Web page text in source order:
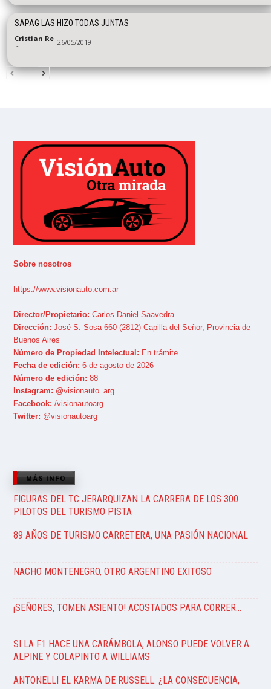
SAPAG LAS HIZO TODAS JUNTAS
Cristian Re
- 26/05/2019
Sobre nosotros
https://www.visionauto.com.ar
Director/Propietario: Carlos Daniel Saavedra
Dirección: José S. Sosa 660 (2812) Capilla del Señor, Provincia de
Buenos Aires
Número de Propiedad Intelectual: En trámite
Fecha de edición: 6 de agosto de 2026
Número de edición: 88
Instagram: @visionauto_arg
Facebook: /visionautoarg
Twitter: @visionautoarg
MÁS INFO
FIGURAS DEL TC JERARQUIZAN LA CARRERA DE LOS 300
PILOTOS DEL TURISMO PISTA
89 AÑOS DE TURISMO CARRETERA, UNA PASIÓN NACIONAL
NACHO MONTENEGRO, OTRO ARGENTINO EXITOSO
¡SEÑORES, TOMEN ASIENTO! ACOSTADOS PARA CORRER…
SI LA F1 HACE UNA CARÁMBOLA, ALONSO PUEDE VOLVER A
ALPINE Y COLAPINTO A WILLIAMS
ANTONELLI EL KARMA DE RUSSELL. ¿LA CONSECUENCIA,